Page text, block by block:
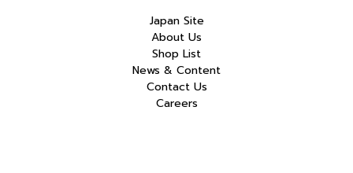
Japan Site
About Us
Shop List
News & Content
Contact Us
Careers